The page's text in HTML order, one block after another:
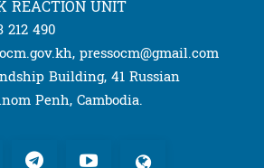
REACTION UNIT
212 490
pressocm@gmail.com
Building, 41 Russian
Penh, Cambodia.